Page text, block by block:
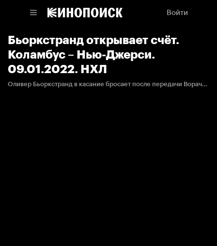
Войти
Бьоркстранд открывает счёт.
Коламбус – Нью-Джерси.
09.01.2022. НХЛ
Оливер Бьоркстранд в касание бросает после передачи Ворачека, который провёл уже 1000 матчей в НХЛ.